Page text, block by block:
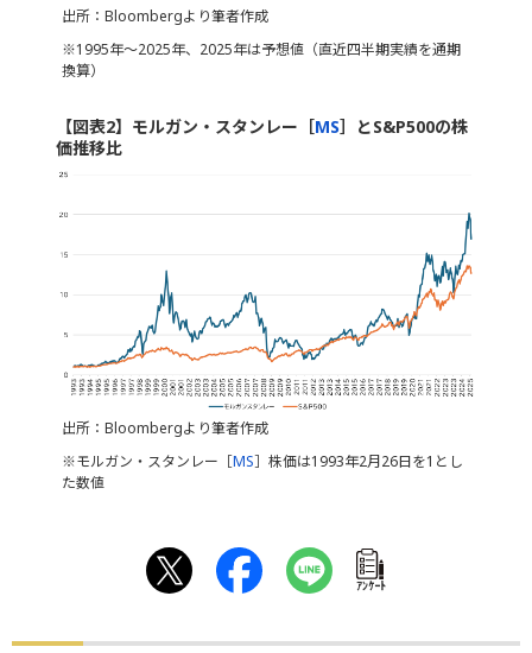
出所：Bloombergより筆者作成
※1995年～2025年、2025年は予想値（直近四半期実績を通期
換算）
【図表2】モルガン・スタンレー［MS］とS&P500の株
価推移比
出所：Bloombergより筆者作成
※モルガン・スタンレー［MS］株価は1993年2月26日を1とし
た数値
ｱﾝｹｰﾄ